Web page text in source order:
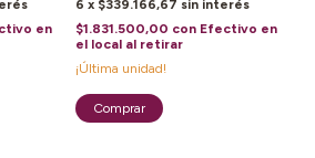
en
6 x $339.166,67 sin interés
$1.831.500,00 con Efectivo en
el local al retirar
¡Última unidad!